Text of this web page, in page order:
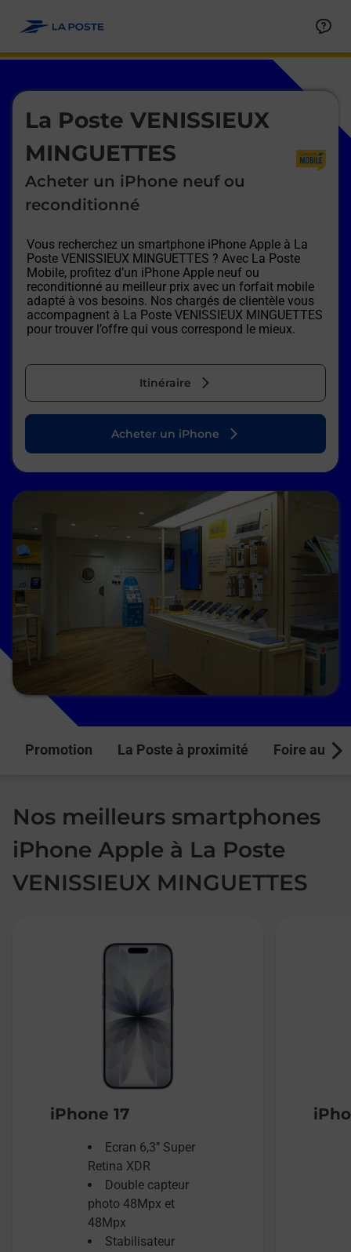
La Poste VENISSIEUX
MINGUETTES
Acheter un iPhone neuf ou
reconditionné
Vous recherchez un smartphone iPhone Apple à La
Poste VENISSIEUX MINGUETTES ? Avec La Poste
Mobile, profitez d’un iPhone Apple neuf ou
reconditionné au meilleur prix avec un forfait mobile
adapté à vos besoins. Nos chargés de clientèle vous
accompagnent à La Poste VENISSIEUX MINGUETTES
pour trouver l’offre qui vous correspond le mieux.
Itinéraire
Le lien s'ouvre dans un nouvel onglet
Acheter un iPhone
Promotion La Poste à proximité Foire aux
Nos meilleurs smartphones
iPhone Apple à La Poste
VENISSIEUX MINGUETTES
iPhone 17
Ecran 6,3’’ Super
Retina XDR
Double capteur
photo 48Mpx et
48Mpx
Stabilisateur